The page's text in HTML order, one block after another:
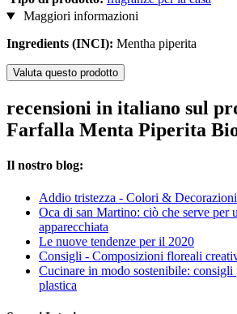
Maggiori informazioni
Ingredients (INCI): Mentha piperita
Valuta questo prodotto
recensioni in italiano sul
Farfalla Menta Piperita
Il nostro blog:
Addio tristezza - Colori & Decorazioni
Oca di san Martino: ciò che serve per
apparecchiata
Le nuove tendenze per il 2020
Consigli - Composizioni floreali
Cucinare in modo sostenibile: consigli
plastica